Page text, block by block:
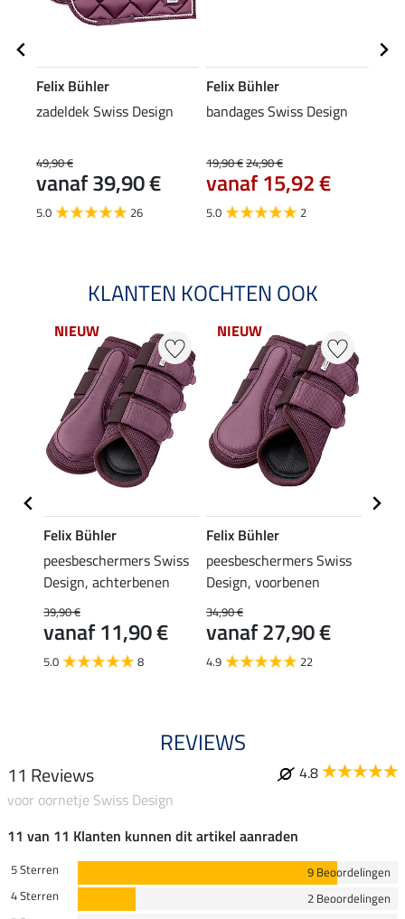
Felix Bühler
zadeldek Swiss Design
49,90 €
vanaf 39,90 €
5.0 26
Felix Bühler
bandages Swiss Design
19,90 €24,90 €
vanaf 15,92 €
5.0 2
KLANTEN KOCHTEN OOK
NIEUW
Felix Bühler
peesbeschermers Swiss
Design, achterbenen
39,90 €
vanaf 11,90 €
5.0 8
NIEUW
Felix Bühler
peesbeschermers Swiss
Design, voorbenen
34,90 €
vanaf 27,90 €
4.9 22
REVIEWS
11 Reviews
4.8
voor oornetje Swiss Design
11 van 11 Klanten kunnen dit artikel aanraden
5 Sterren
9 Beoordelingen
4 Sterren
2 Beoordelingen